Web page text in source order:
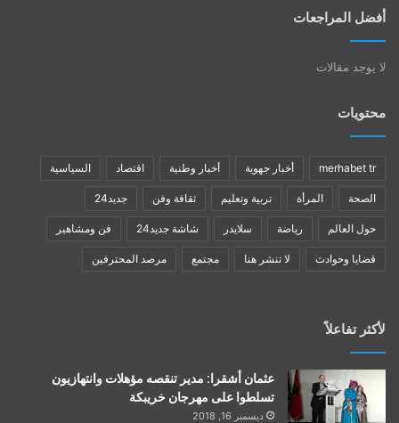
أفضل المراجعات
لا يوجد مقالات
محتويات
merhabet tr أخبار جهوية أخبار وطنية اقتصاد السياسية
الصحة المرأة تربية وتعليم ثقافة وفن جديد24
حول العالم رياضة سلايدر شاشة جديد24 فن ومشاهير
قضايا وحوادث لا تنشر هنا مجتمع مرصد المحترفين
لأكثر تفاعلاً
عثمان أشقرا: مدير تنقصه مؤهلات وانتهازيون
تسلطوا على مهرجان خريبكة
ديسمبر 16, 2018